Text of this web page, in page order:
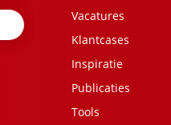
Vacatures
Klantcases
Inspiratie
Publicaties
Tools